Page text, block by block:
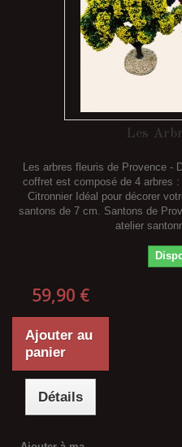
Les
Les arbres fleuris de Provence -
coffret est composé de 4 arbres
Citronnier Idéal pour décorer
santons de 7 cm. Santons de
atelier
59,90 €
Ajouter au
panier
Détails